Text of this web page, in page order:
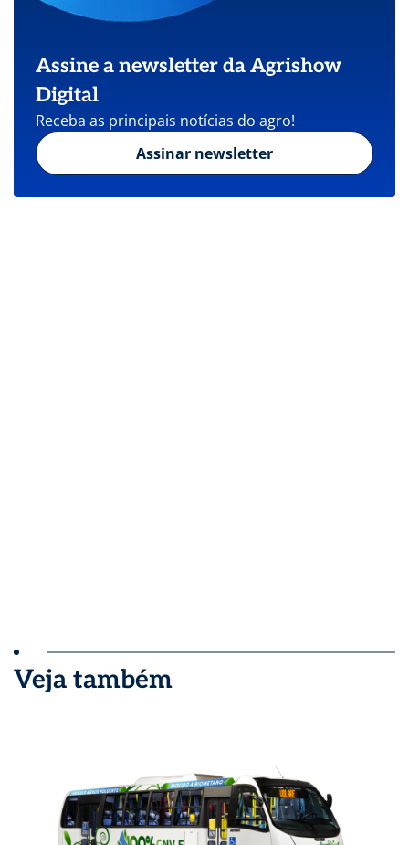
Assine a newsletter da Agrishow
Digital
Receba as principais notícias do agro!
Assinar newsletter
Veja também